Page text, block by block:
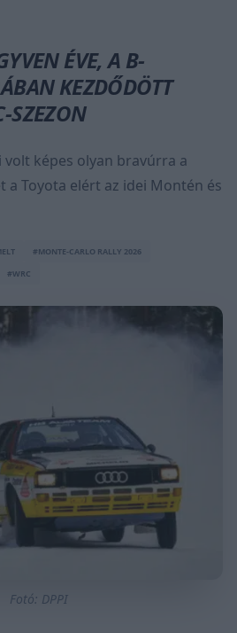
ÉVE, A B-
KEZDŐDÖTT
SZEZON
volt képes olyan bravúrra a
a Toyota elért az idei Montén és
#MONTE-CARLO RALLY 2026
#WRC
Fotó: DPPI